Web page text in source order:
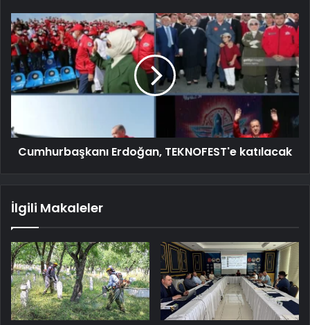
Cumhurbaşkanı Erdoğan, TEKNOFEST'e katılacak
İlgili Makaleler